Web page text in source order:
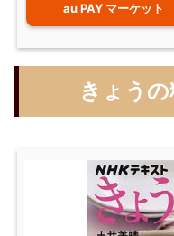
au PAY マーケット
きょう